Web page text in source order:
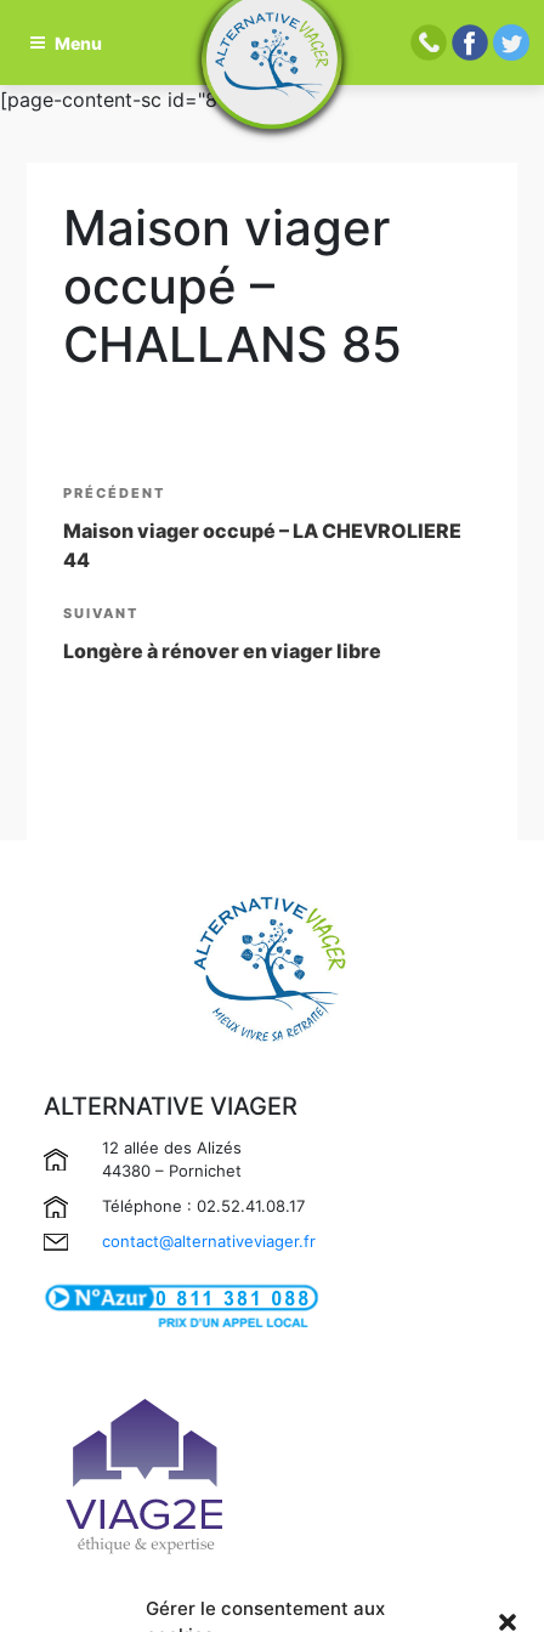
Gérer le consentement aux
Aller
Menu
[page-content-sc id="81"]
Maison viager
occupé –
CHALLANS 85
Navigation
de
l’article
Article
précédent
PRÉCÉDENT
Maison viager occupé – LA CHEVROLIERE
44
Article
suivant
SUIVANT
Longère à rénover en viager libre
ALTERNATIVE VIAGER
12 allée des Alizés
44380 – Pornichet
Téléphone : 02.52.41.08.17
contact@alternativeviager.fr